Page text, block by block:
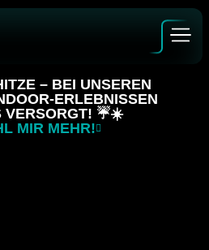
– BEI UNSEREN
ERLEBNISSEN
VERSORGT! ☔️☀️
MIR MEHR!